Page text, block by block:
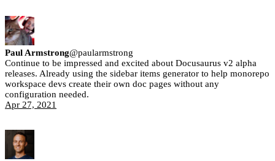
Paul Armstrong@paularmstrong
Continue to be impressed and excited about Docusaurus v2 alpha
releases. Already using the sidebar items generator to help monorepo
workspace devs create their own doc pages without any
configuration needed.
Apr 27, 2021